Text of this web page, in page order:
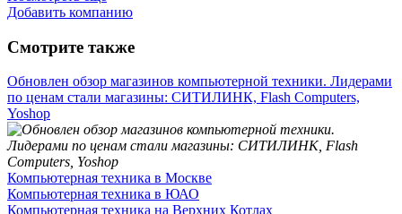
Добавить компанию
Смотрите также
Обновлен обзор магазинов компьютерной техники. Лидерами
по ценам стали магазины: СИТИЛИНК, Flash Computers,
Yoshop
Компьютерная техника в Москве
Компьютерная техника в ЮАО
Компьютерная техника на Верхних Котлах